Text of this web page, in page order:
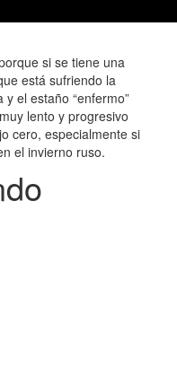
si se tiene una
está sufriendo la
el estaño “enfermo”
lento y progresivo
cero, especialmente si
el invierno ruso.